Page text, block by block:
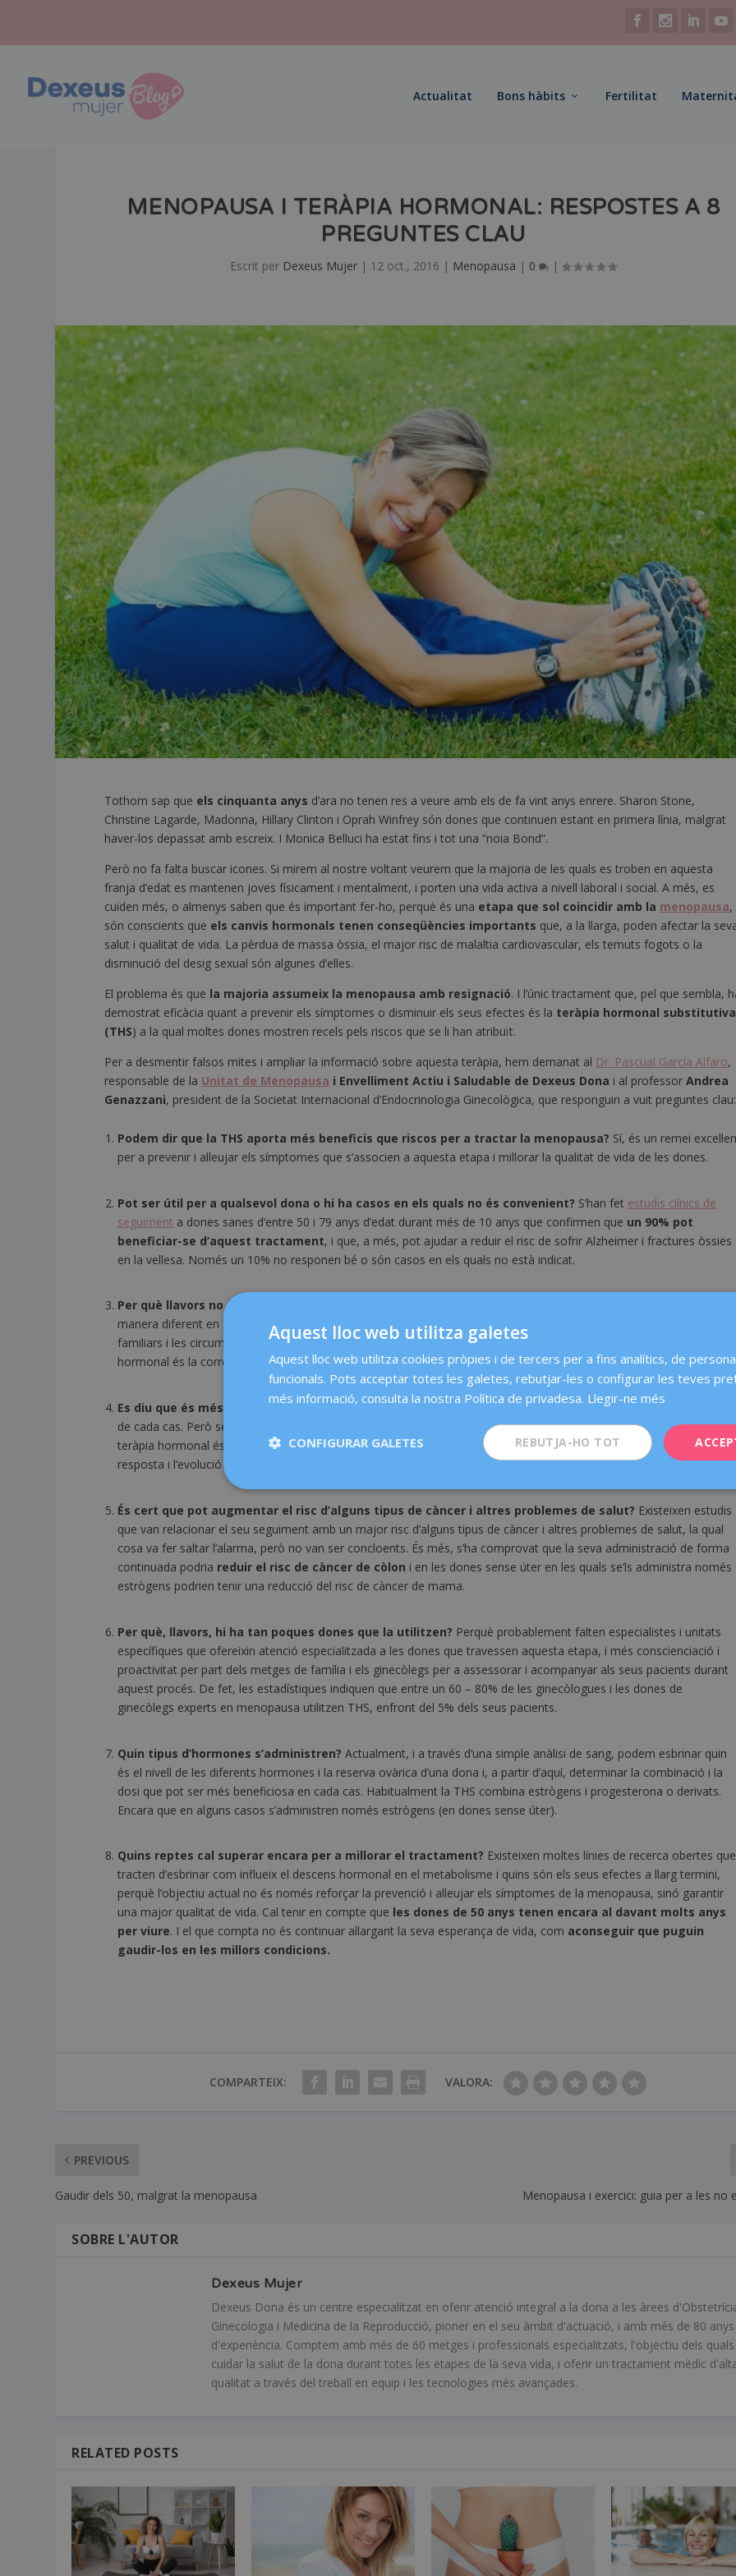
Actualitat Bons hàbits Fertilitat
MENOPAUSA I TERÀPIA HORMONAL: RESPOSTES A 8
PREGUNTES CLAU
Escrit per Dexeus Mujer| 12 oct., 2016 | Menopausa | 0 |
Tothom sap que els cinquanta anys d’ara no tenen res a veure amb els de fa vint anys enrere. Sharon Stone,
Christine Lagarde, Madonna, Hillary Clinton i Oprah Winfrey són dones que continuen estant en primera línia, malgrat
haver-los depassat amb escreix. I Monica Belluci ha estat fins i tot una “noia Bond”.
Però no fa falta buscar icones. Si mirem al nostre voltant veurem que la majoria de les quals es troben en aquesta
franja d’edat es mantenen joves físicament i mentalment, i porten una vida activa a nivell laboral i social. A més, es
cuiden més, o almenys saben que és important fer-ho, perquè és una etapa que sol coincidir amb la menopausa,
són conscients que els canvis hormonals tenen conseqüències importants que, a la llarga, poden afectar la
salut i qualitat de vida. La pèrdua de massa òssia, el major risc de malaltia cardiovascular, els temuts fogots o la
disminució del desig sexual són algunes d’elles.
El problema és que la majoria assumeix la menopausa amb resignació. I l’únic tractament que, pel que sembla,
demostrat eficàcia quant a prevenir els símptomes o disminuir els seus efectes és la teràpia hormonal substitutiva
(THS) a la qual moltes dones mostren recels pels riscos que se li han atribuït.
Per a desmentir falsos mites i ampliar la informació sobre aquesta teràpia, hem demanat al Dr. Pascual García Alfaro,
responsable de la Unitat de Menopausa i Envelliment Actiu i Saludable de Dexeus Dona i al professorAndrea
Genazzani, president de la Societat Internacional d’Endocrinologia Ginecològica, que responguin a vuit preguntes clau:
Podem dir que la THS aporta més beneficis que riscos per a tractar la menopausa? Sí, és un remei
per a prevenir i alleujar els símptomes que s’associen a aquesta etapa i millorar la qualitat de vida de les dones.
Pot ser útil per a qualsevol dona o hi ha casos en els quals no és convenient? S’han fet estudis clínics de
seguiment a dones sanes d’entre 50 i 79 anys d’edat durant més de 10 anys que confirmen que un 90% pot
beneficiar-se d’aquest tractament, i que, a més, pot ajudar a reduir el risc de sofrir Alzheimer i fractures òssies
en la vellesa. Només un 10% no responen bé o són casos en els quals no està indicat.
Per què llavors no es recomana de manera sistemàtica?
manera diferent en cada dona, i cal estudiar cada cas i conèixer molt bé quin és l’historial clínic, els antecedents
familiars i les circumstàncies personals de les pacients per a decidir si pot ser útil, quan començar, quina dosi
hormonal és la correcta a cada moment i quan és convenient modificar-la o abandonar la teràpia.
Es diu que és més efectiva si s’aplica en els primers anys, és veritat?El moment en què ha d’iniciar-se depèn
de cada cas. Però sempre ha de fer-se abans que hagin passat 10 anys des de l’última regla. El secret de l’èxit de la
teràpia hormonal és oferir
un tractament individualitzat
i fer el seguiment per a anar adaptant-lo en funció de la
resposta i l’evolució de cada dona durant aquesta etapa.
És cert que pot augmentar el risc d’alguns tipus de càncer i altres problemes de salut? Existeixen estudis
que van relacionar el seu seguiment amb un major risc d’alguns tipus de càncer i altres problemes de salut, la qual
cosa va fer saltar l’alarma, però no van ser concloents. És més, s’ha comprovat que la seva administració de forma
continuada podria reduir el risc de càncer de còlon i en les dones sense úter en les quals se’ls administra només
estrògens podrien tenir una reducció del risc de càncer de mama.
Per què, llavors, hi ha tan poques dones que la utilitzen? Perquè probablement falten especialistes i unitats
específiques que ofereixin atenció especialitzada a les dones que travessen aquesta etapa, i més conscienciació i
proactivitat per part dels metges de família i els ginecòlegs per a assessorar i acompanyar als seus pacients durant
aquest procés. De fet, les estadístiques indiquen que entre un 60 – 80% de les ginecòlogues i les dones de
ginecòlegs experts en menopausa utilitzen THS, enfront del 5% dels seus pacients.
Quin tipus d’hormones s’administren? Actualment, i a través d’una simple anàlisi de sang, podem esbrinar quin
és el nivell de les diferents hormones i la reserva ovàrica d’una dona i, a partir d’aquí, determinar la combinació i la
dosi que pot ser més beneficiosa en cada cas. Habitualment la THS combina estrògens i progesterona o derivats.
Encara que en alguns casos s’administren només estrògens (en dones sense úter).
Quins reptes cal superar encara per a millorar el tractament? Existeixen moltes línies de recerca obertes que
tracten d’esbrinar com influeix el descens hormonal en el metabolisme i quins són els seus efectes a llarg termini,
perquè l’objectiu actual no és només reforçar la prevenció i alleujar els símptomes de la menopausa, sinó garantir
una major qualitat de vida. Cal tenir en compte que les dones de 50 anys tenen encara al davant molts anys
per viure. I el que compta no és continuar allargant la seva esperança de vida, com aconseguir que puguin
gaudir-los en les millors condicions.
COMPARTEIX: VALORA:
PREVIOUS
Gaudir dels 50, malgrat la menopausa Menopausa i exercici: guia per a les no
SOBRE L'AUTOR
Dexeus Mujer
Dexeus Dona és un centre especialitzat en oferir atenció integral a la dona a les àrees
Ginecologia i Medicina de la Reproducció, pioner en el seu àmbit d'actuació, i amb més de 80 anys
d'experiència. Comptem amb més de 60 metges i professionals especialitzats, l'objectiu dels quals
cuidar la salut de la dona durant totes les etapes de la seva vida, i oferir un tractament mèdic
qualitat a través del treball en equip i les tecnologies més avançades.
RELATED POSTS
Aquest lloc web utilitza galetes
Aquest lloc web utilitza cookies pròpies i de tercers per a fins analítics, de
funcionals. Pots acceptar totes les galetes, rebutjar-les o configurar les teves
més informació, consulta la nostra Política de privadesa. Llegir-ne més
REBUTJA-HO TOT
CONFIGURAR GALETES